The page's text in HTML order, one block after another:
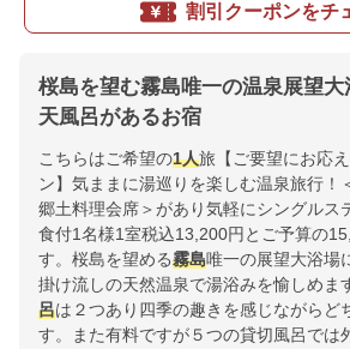
割引クーポンをチ
桜島を望む霧島唯一の温泉展望大
天風呂があるお宿
こちらはご希望の1人旅【ご要望にお応え
ン】気ままに湯巡りを楽しむ温泉旅行！
郷土料理会席＞があり気軽にシングルス
食付1名様1室税込13,200円とご予算の
す。桜島を望める霧島唯一の展望大浴場
掛け流しの天然温泉で湯浴みを愉しめま
呂は２つあり四季の趣きを感じながらど
す。また有料ですが５つの貸切風呂では